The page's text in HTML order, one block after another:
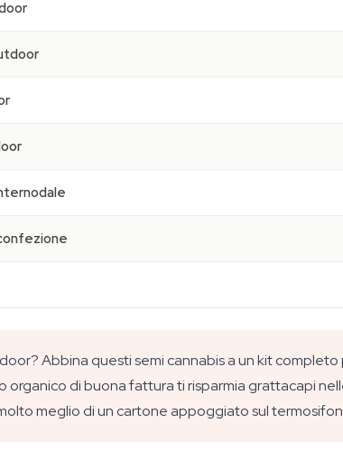
Abbina questi semi cannabis a un kit
organico di buona fattura ti risparmia grattacapi
meglio di un cartone appoggiato sul